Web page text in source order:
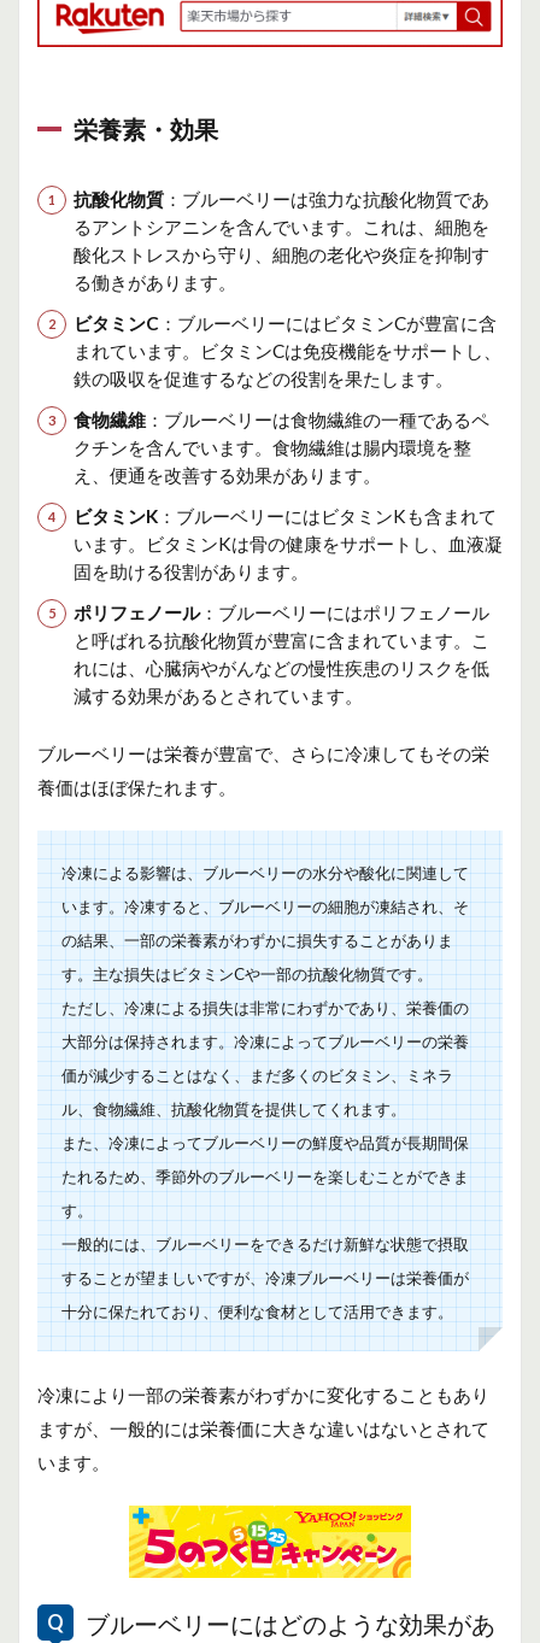
栄養素・効果
抗酸化物質：ブルーベリーは強力な抗酸化物質であ
るアントシアニンを含んでいます。これは、細胞を
酸化ストレスから守り、細胞の老化や炎症を抑制す
る働きがあります。
ビタミンC ：ブルーベリーにはビタミンCが豊富に含
まれています。ビタミンCは免疫機能をサポートし、
鉄の吸収を促進するなどの役割を果たします。
食物繊維：ブルーベリーは食物繊維の一種であるペ
クチンを含んでいます。食物繊維は腸内環境を整
え、便通を改善する効果があります。
ビタミンK：ブルーベリーにはビタミンKも含まれて
います。ビタミンKは骨の健康をサポートし、血液凝
固を助ける役割があります。
ポリフェノール：ブルーベリーにはポリフェノール
と呼ばれる抗酸化物質が豊富に含まれています。こ
れには、心臓病やがんなどの慢性疾患のリスクを低
減する効果があるとされています。
ブルーベリーは栄養が豊富で、さらに冷凍してもその栄
養価はほぼ保たれます。
冷凍による影響は、ブルーベリーの水分や酸化に関連して
います。冷凍すると、ブルーベリーの細胞が凍結され、そ
の結果、一部の栄養素がわずかに損失することがありま
す。主な損失はビタミンCや一部の抗酸化物質です。
ただし、冷凍による損失は非常にわずかであり、栄養価の
大部分は保持されます。冷凍によってブルーベリーの栄養
価が減少することはなく、まだ多くのビタミン、ミネラ
ル、食物繊維、抗酸化物質を提供してくれます。
また、冷凍によってブルーベリーの鮮度や品質が長期間保
たれるため、季節外のブルーベリーを楽しむことができま
す。
一般的には、ブルーベリーをできるだけ新鮮な状態で摂取
することが望ましいですが、冷凍ブルーベリーは栄養価が
十分に保たれており、便利な食材として活用できます。
冷凍により一部の栄養素がわずかに変化することもあり
ますが、一般的には栄養価に大きな違いはないとされて
います。
ブルーベリーにはどのような効果があ